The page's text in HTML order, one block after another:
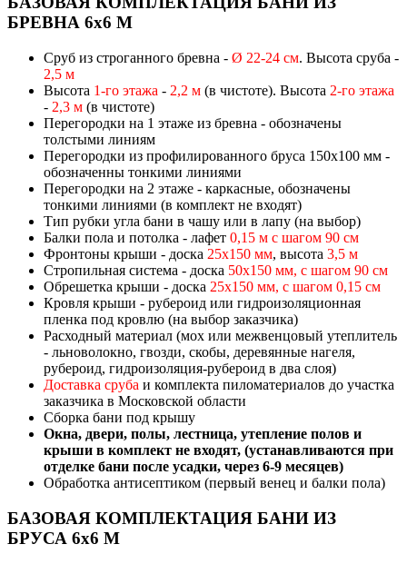
БРЕВНА 6х6 М
Сруб из строганного бревна - Ø 22-24 см. Высота сруба -
2,5 м
Высота 1-го этажа - 2,2 м (в чистоте). Высота 2-го этажа
- 2,3 м (в чистоте)
Перегородки на 1 этаже из бревна - обозначены
толстыми линиям
Перегородки из профилированного бруса 150х100 мм -
обозначенны тонкими линиями
Перегородки на 2 этаже - каркасные, обозначены
тонкими линиями (в комплект не входят)
Тип рубки угла бани в чашу или в лапу (на выбор)
Балки пола и потолка - лафет 0,15 м с шагом 90 см
Фронтоны крыши - доска 25х150 мм, высота 3,5 м
Стропильная система - доска 50х150 мм, с шагом 90 см
Обрешетка крыши - доска 25х150 мм, с шагом 0,15 см
Кровля крыши - рубероид или гидроизоляционная
пленка под кровлю (на выбор заказчика)
Расходный материал (мох или межвенцовый утеплитель
- льноволокно, гвозди, скобы, деревянные нагеля,
рубероид, гидроизоляция-рубероид в два слоя)
Доставка сруба и комплекта пиломатериалов до участка
заказчика в Московской области
Сборка бани под крышу
Окна, двери, полы, лестница, утепление полов и
крыши в комплект не входят, (устанавливаются при
отделке бани после усадки, через 6-9 месяцев)
Обработка антисептиком (первый венец и балки пола)
БАЗОВАЯ КОМПЛЕКТАЦИЯ БАНИ ИЗ
БРУСА 6х6 М